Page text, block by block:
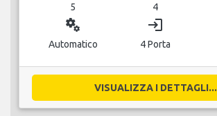
5 4
miscellaneous_services
Automatico
login
4 Porta
VISUALIZZA I DETTAGLI...